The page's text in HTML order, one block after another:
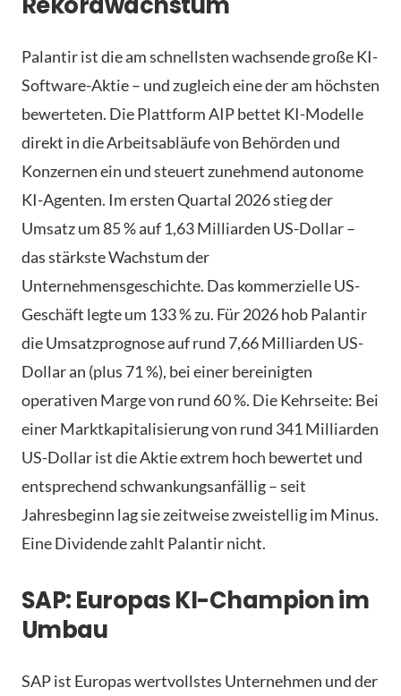
Palantir ist die am schnellsten wachsende große KI-
Software-Aktie – und zugleich eine der am höchsten
bewerteten. Die Plattform AIP bettet KI-Modelle
direkt in die Arbeitsabläufe von Behörden und
Konzernen ein und steuert zunehmend autonome
KI-Agenten. Im ersten Quartal 2026 stieg der
Umsatz um 85 % auf 1,63 Milliarden US-Dollar –
das stärkste Wachstum der
Unternehmensgeschichte. Das kommerzielle US-
Geschäft legte um 133 % zu. Für 2026 hob Palantir
die Umsatzprognose auf rund 7,66 Milliarden US-
Dollar an (plus 71 %), bei einer bereinigten
operativen Marge von rund 60 %. Die Kehrseite: Bei
einer Marktkapitalisierung von rund 341 Milliarden
US-Dollar ist die Aktie extrem hoch bewertet und
entsprechend schwankungsanfällig – seit
Jahresbeginn lag sie zeitweise zweistellig im Minus.
Eine Dividende zahlt Palantir nicht.
SAP: Europas KI-Champion im
Umbau
SAP ist Europas wertvollstes Unternehmen und der